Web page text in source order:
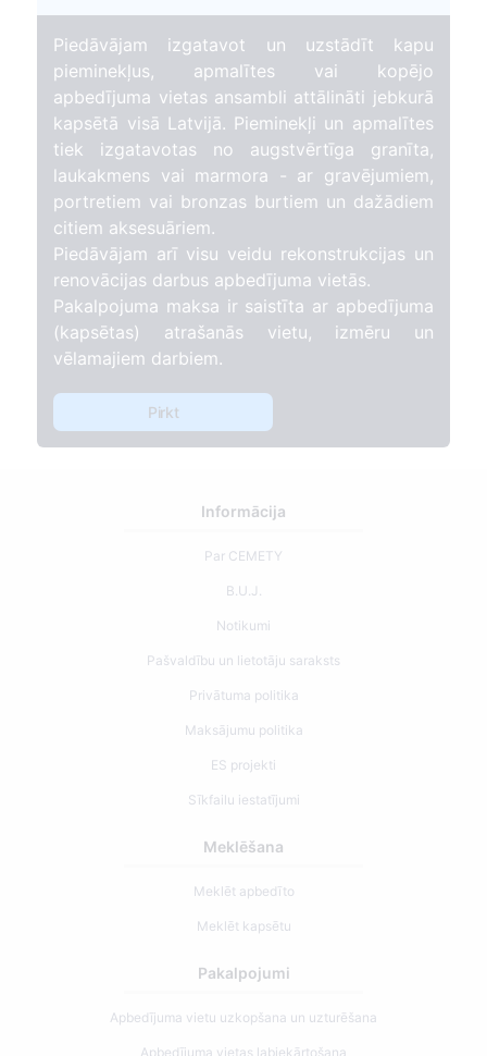
Piedāvājam izgatavot un uzstādīt kapu
pieminekļus, apmalītes vai kopējo
apbedījuma vietas ansambli attālināti jebkurā
kapsētā visā Latvijā. Pieminekļi un apmalītes
tiek izgatavotas no augstvērtīga granīta,
laukakmens vai marmora - ar gravējumiem,
portretiem vai bronzas burtiem un dažādiem
citiem aksesuāriem.
Piedāvājam arī visu veidu rekonstrukcijas un
renovācijas darbus apbedījuma vietās.
Pakalpojuma maksa ir saistīta ar apbedījuma
(kapsētas) atrašanās vietu, izmēru un
vēlamajiem darbiem.
Pirkt
Informācija
Par CEMETY
B.U.J.
Notikumi
Pašvaldību un lietotāju saraksts
Privātuma politika
Maksājumu politika
ES projekti
Sīkfailu iestatījumi
Meklēšana
Meklēt apbedīto
Meklēt kapsētu
Pakalpojumi
Apbedījuma vietu uzkopšana un uzturēšana
Apbedījuma vietas labiekārtošana